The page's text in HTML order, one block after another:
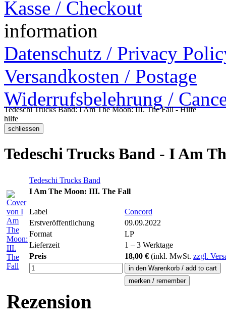
Kasse / Checkout
information
Datenschutz / Privacy
Versandkosten / Postage
Widerrufsbelehrung /
Tedeschi Trucks Band: I Am The Moon: III. The Fall - Hilfe
hilfe
Tedeschi Trucks Band - I Am
Tedeschi Trucks Band
I Am The Moon: III. The Fall
Label
Concord
Erstveröffentlichung
09.09.2022
Format
LP
Lieferzeit
1 – 3 Werktage
Preis
18,00 € (inkl. MwSt. zzgl.
Rezension